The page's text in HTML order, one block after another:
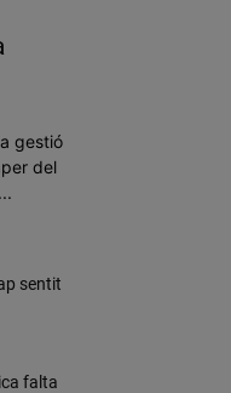
gestió
del
sentit
falta